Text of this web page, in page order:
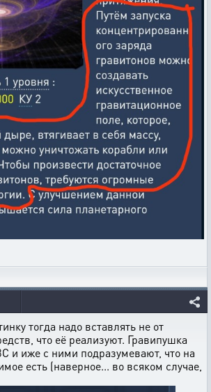
тогда надо вставлять не от
что её реализуют. Гравипушка
и иже с ними подразумевают, что на
есть (наверное... во всяком случае,